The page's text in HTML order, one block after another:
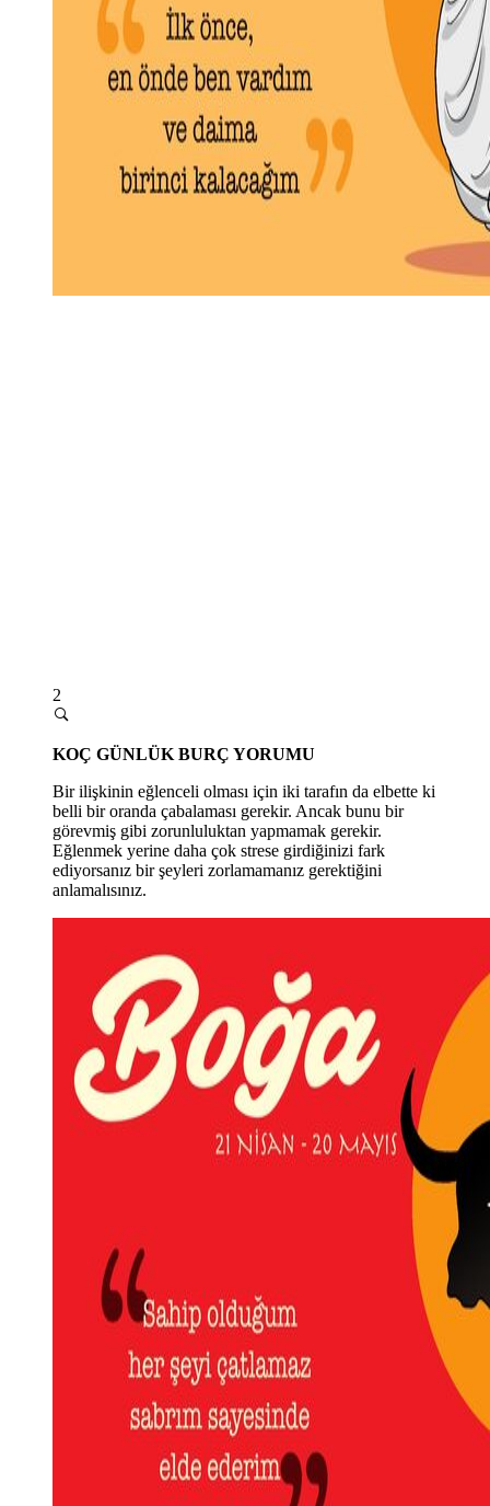
2
KOÇ GÜNLÜK BURÇ YORUMU
Bir ilişkinin eğlenceli olması için iki tarafın da elbette ki
belli bir oranda çabalaması gerekir. Ancak bunu bir
görevmiş gibi zorunluluktan yapmamak gerekir.
Eğlenmek yerine daha çok strese girdiğinizi fark
ediyorsanız bir şeyleri zorlamamanız gerektiğini
anlamalısınız.